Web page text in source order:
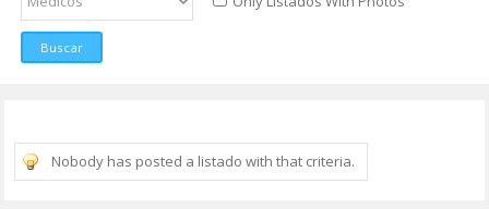
Buscar
Nobody has posted a listado with that criteria.